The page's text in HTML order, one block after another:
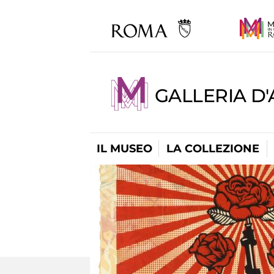
GALLERIA
IL MUSEO LA COLLEZIONE